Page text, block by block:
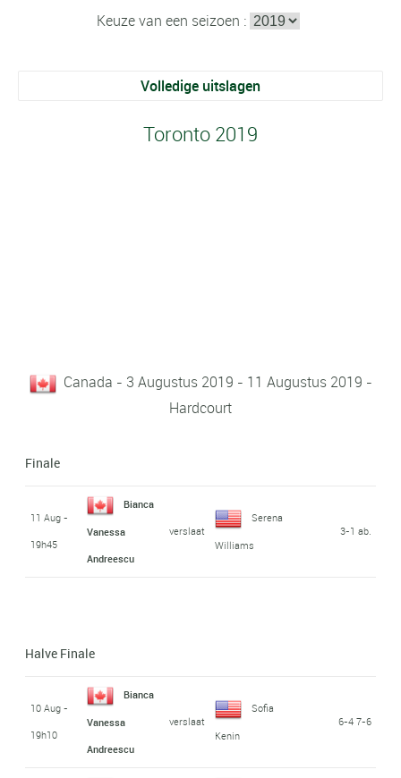
Keuze van een seizoen :
Volledige uitslagen
Toronto 2019
Canada - 3 Augustus 2019 - 11 Augustus 2019 -
Hardcourt
Finale
11 Aug -
19h45
Bianca
Vanessa
Andreescu
verslaat
Serena
Williams
3-1 ab.
Halve Finale
10 Aug -
19h10
Bianca
Vanessa
Andreescu
verslaat
Sofia
Kenin
6-4 7-6